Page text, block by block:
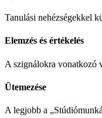
Tanulási nehézségekkel
Elemzés és értékelés
A szignálokra vonatkozó
Ütemezése
A legjobb a